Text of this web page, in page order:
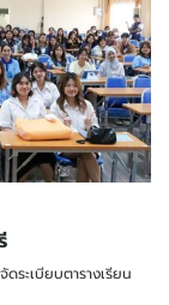
ระเบียบตารางเรียน